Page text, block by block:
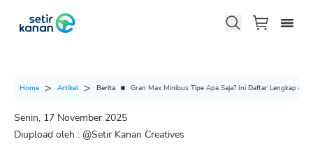
Home Artikel Berita Gran Max Minibus Tipe Apa Saja? Ini Daftar Lengkap dan
Senin, 17 November 2025
Diupload oleh : @Setir Kanan Creatives